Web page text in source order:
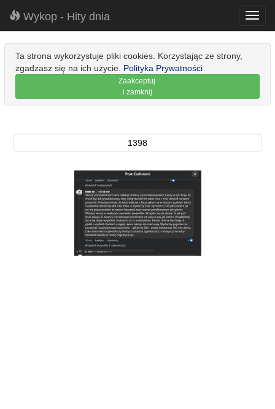
Wykop - Hity dnia
Ta strona wykorzystuje pliki cookies. Korzystając ze strony,
zgadzasz się na ich użycie. Polityka Prywatności
Zaakceptuj
i zamknij
1398